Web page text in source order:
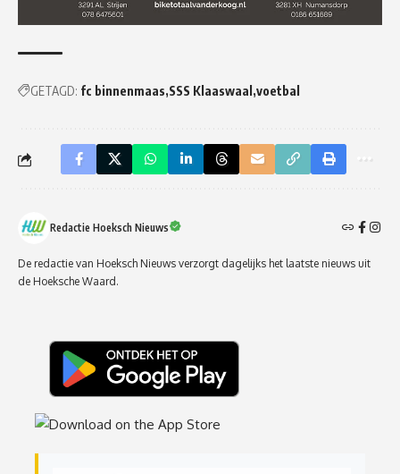
GETAGD: fc binnenmaas SSS Klaaswaal voetbal
Redactie Hoeksch Nieuws
De redactie van Hoeksch Nieuws verzorgt dagelijks het laatste nieuws uit
de Hoeksche Waard.